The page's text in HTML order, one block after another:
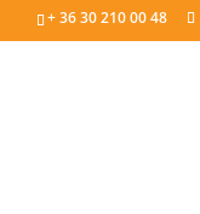
+ 36 30 210 00 48